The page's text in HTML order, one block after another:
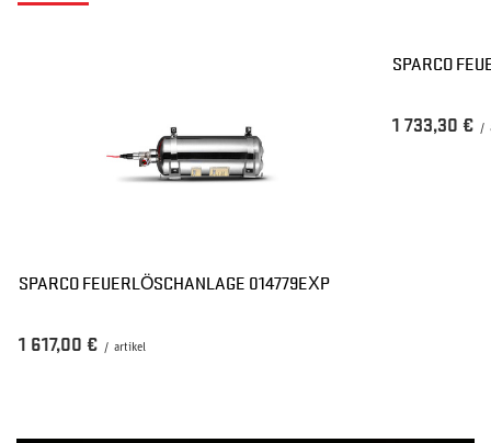
SPARCO FEUERLÖSCHANLAGE 014779EXP
1 617,00 € / artikel
SPARCO
1 733,30 € /